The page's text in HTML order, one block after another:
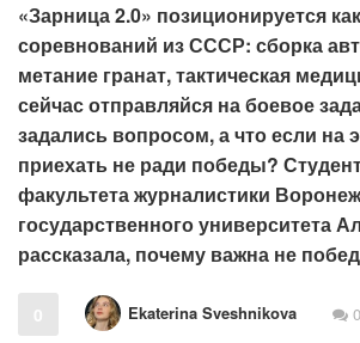
«Зарница 2.0» позиционируется
соревнований из СССР: сборка
метание гранат, тактическая
сейчас отправляйся на боевое
задались вопросом, а что если на
приехать не ради победы?
факультета журналистики
государственного университета
рассказала, почему важна не
0 Ekaterina Sveshnikova 0